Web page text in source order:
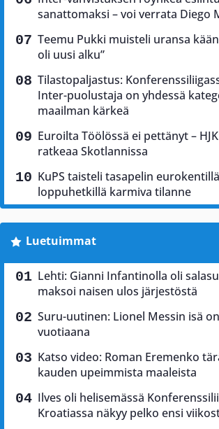
sanattomaksi – voi verrata Diego
Teemu Pukki muisteli uransa
oli uusi alku”
Tilastopaljastus:
Inter-puolustaja on yhdessä
maailman kärkeä
Euroilta Töölössä ei pettänyt –
ratkeaa Skotlannissa
KuPS taisteli tasapelin
loppuhetkillä karmiva tilanne
Luetuimmat
Lehti: Gianni Infantinolla oli
maksoi naisen ulos järjestöstä
Suru-uutinen: Lionel Messin isä
vuotiaana
Katso video: Roman Eremenko
kauden upeimmista maaleista
Ilves oli helisemässä
Kroatiassa näkyy pelko ensi